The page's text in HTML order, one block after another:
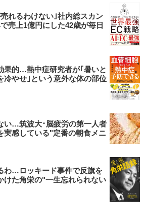
れるわけない｣社内総スカン
売上1億円にした42歳が毎日
果的…熱中症研究者が｢暑いと
冷やせ｣という意外な体の部位
い…筑波大･脳疲労の第一人者
実感している"定番の朝食メニ
わ…ロッキード事件で反旗を
けた角栄の"一生忘れられない